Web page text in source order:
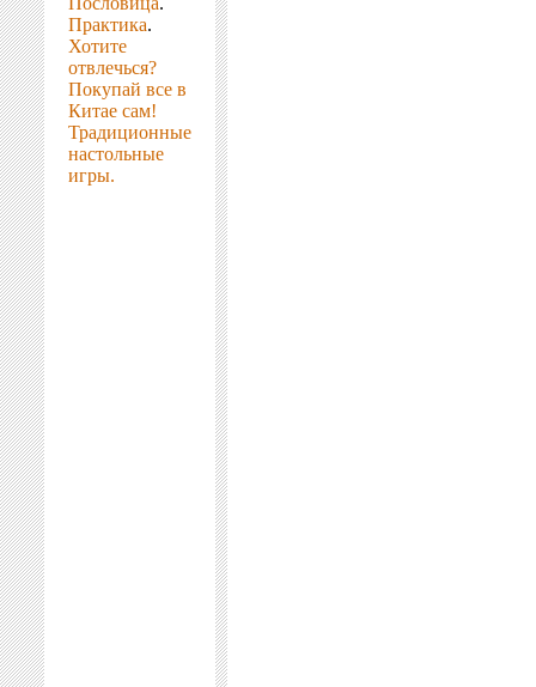
Практика.
Хотите
отвлечься?
Покупай все в
Китае сам!
Традиционные
настольные
игры.